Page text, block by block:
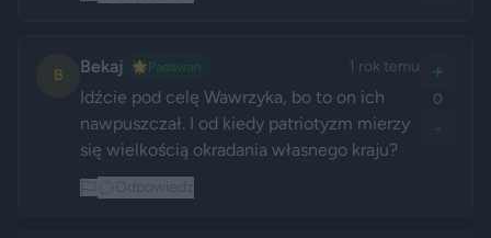
B Bekaj 🌟 Padawan 1 rok temu
Idźcie pod celę Wawrzyka, bo to on ich
nawpuszczał. I od kiedy patriotyzm mierzy
się wielkością okradania własnego kraju?
+
0
-